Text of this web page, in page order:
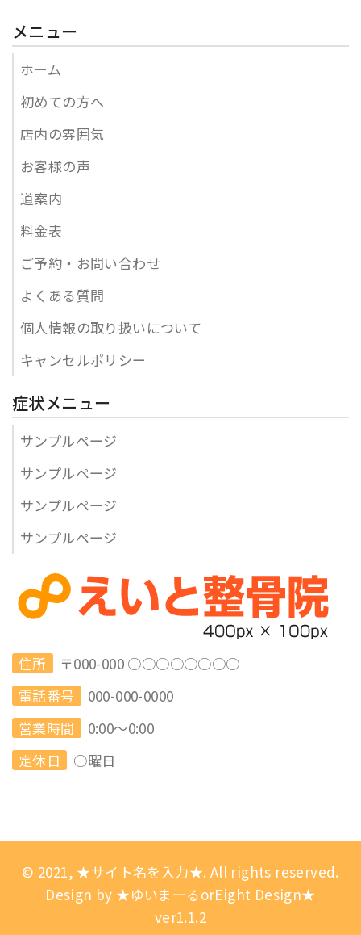
メニュー
ホーム
初めての方へ
店内の雰囲気
お客様の声
道案内
料金表
ご予約・お問い合わせ
よくある質問
個人情報の取り扱いについて
キャンセルポリシー
症状メニュー
サンプルページ
サンプルページ
サンプルページ
サンプルページ
住所
〒000-000 ○○○○○○○○
電話番号
000-000-0000
営業時間
0:00～0:00
定休日
○曜日
© 2021, ★サイト名を入力★. All rights reserved.
Design by ★ゆいまーるorEight Design★
ver1.1.2